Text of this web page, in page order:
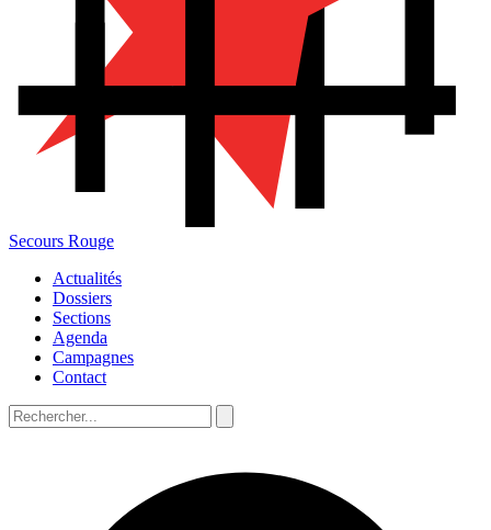
Secours Rouge
Actualités
Dossiers
Sections
Agenda
Campagnes
Contact